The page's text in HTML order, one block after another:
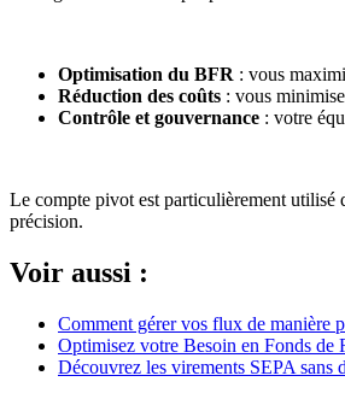
Optimisation du BFR : vous
Réduction des coûts : vous
Contrôle et gouvernance : votre
Le compte pivot est particulièrement utilisé
précision.
Voir aussi :
Comment gérer vos flux de manière
Optimisez votre Besoin en Fonds de
Découvrez les virements SEPA sans